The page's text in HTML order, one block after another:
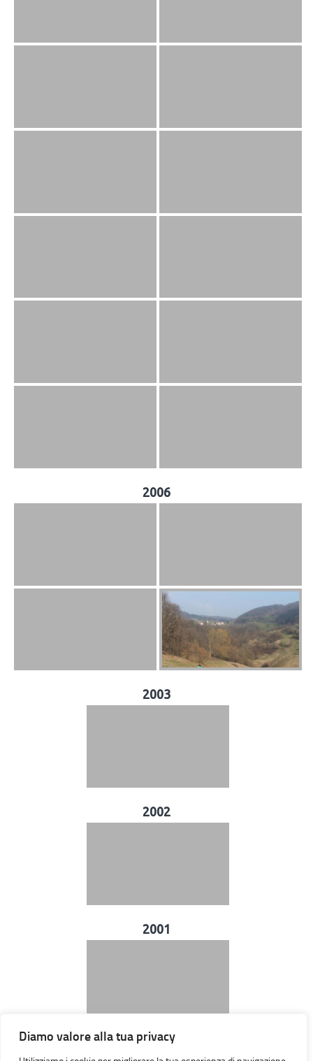
Diamo valore alla tua privacy
2006
2003
2002
2001